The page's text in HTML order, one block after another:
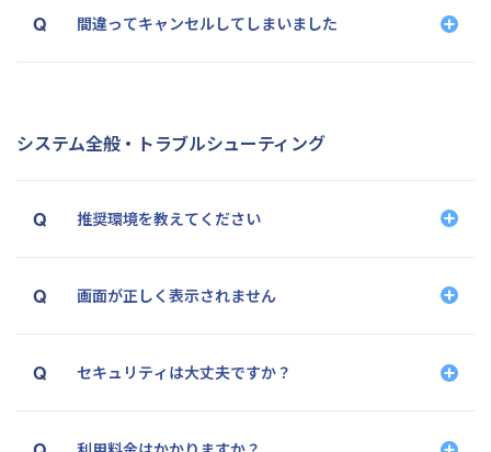
間違ってキャンセルしてしまいました
システム全般・トラブルシューティング
推奨環境を教えてください
ブラウザ
その他
画面が正しく表示されません
セキュリティは大丈夫ですか？